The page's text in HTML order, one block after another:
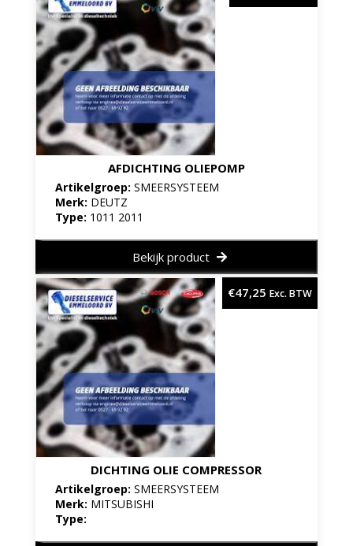
AFDICHTING OLIEPOMP
Artikelgroep: SMEERSYSTEEM
Merk: DEUTZ
Type: 1011 2011
Bekijk product
DICHTING OLIE COMPRESSOR
Artikelgroep: SMEERSYSTEEM
Merk: MITSUBISHI
Type:
€47,25 Exc. BTW